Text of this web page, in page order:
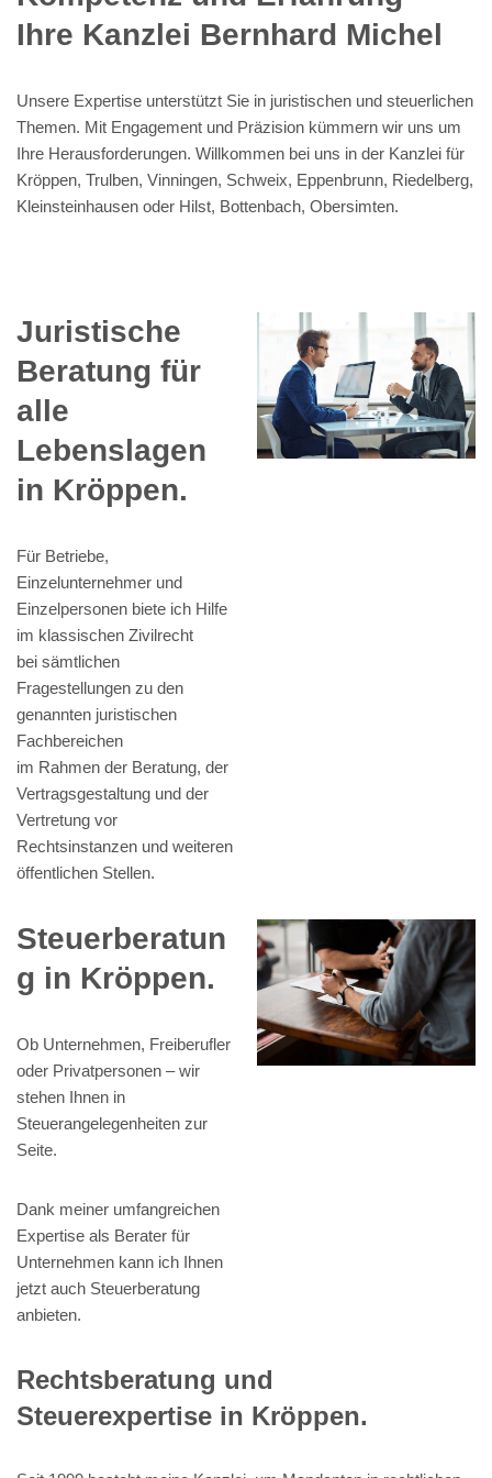
Ihre Kanzlei Bernhard Michel
Unsere Expertise unterstützt Sie in juristischen und steuerlichen
Themen. Mit Engagement und Präzision kümmern wir uns um
Ihre Herausforderungen. Willkommen bei uns in der Kanzlei für
Kröppen, Trulben, Vinningen, Schweix, Eppenbrunn, Riedelberg,
Kleinsteinhausen oder Hilst, Bottenbach, Obersimten.
Juristische
Beratung für
alle
Lebenslagen
in Kröppen.
Für Betriebe,
Einzelunternehmer und
Einzelpersonen biete ich Hilfe
im klassischen Zivilrecht
bei sämtlichen
Fragestellungen zu den
genannten juristischen
Fachbereichen
im Rahmen der Beratung, der
Vertragsgestaltung und der
Vertretung vor
Rechtsinstanzen und weiteren
öffentlichen Stellen.
Steuerberatun
g in Kröppen.
Ob Unternehmen, Freiberufler
oder Privatpersonen – wir
stehen Ihnen in
Steuerangelegenheiten zur
Seite.
Dank meiner umfangreichen
Expertise als Berater für
Unternehmen kann ich Ihnen
jetzt auch Steuerberatung
anbieten.
Rechtsberatung und
Steuerexpertise in Kröppen.